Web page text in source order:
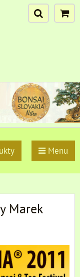
Menu
Marek